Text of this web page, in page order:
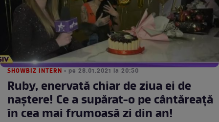
SHOWBIZ INTERN • pe 28.01.2021 la 20:50
Ruby, enervată chiar de ziua ei de
naștere! Ce a supărat-o pe cântăreață
în cea mai frumoasă zi din an!